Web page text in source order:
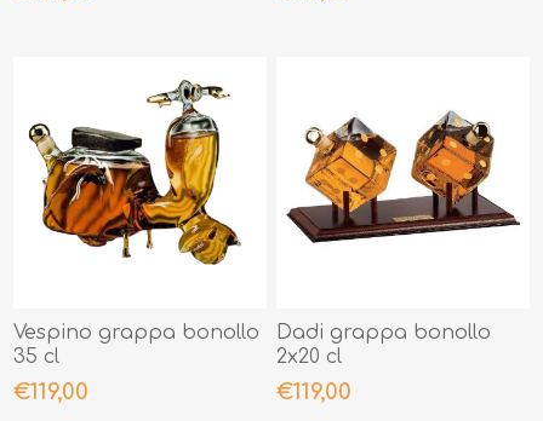
Vespino grappa bonollo
35 cl
€119,00
Dadi grappa bonollo
2x20 cl
€119,00